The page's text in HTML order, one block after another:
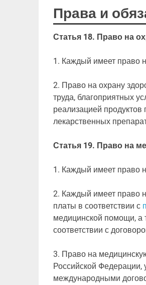
Права и
Статья 18. Право на
1. Каждый имеет право
2. Право на охрану
труда, благоприятных
реализацией продуктов
лекарственных
Статья 19. Право на
1. Каждый имеет право
2. Каждый имеет право
платы в соответствии с
медицинской помощи, а
соответствии с
3. Право на
Российской Федерации,
международными